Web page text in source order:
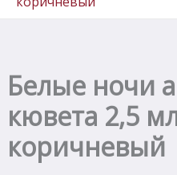
Белые ночи
кювета 2,5
коричневый
Марс